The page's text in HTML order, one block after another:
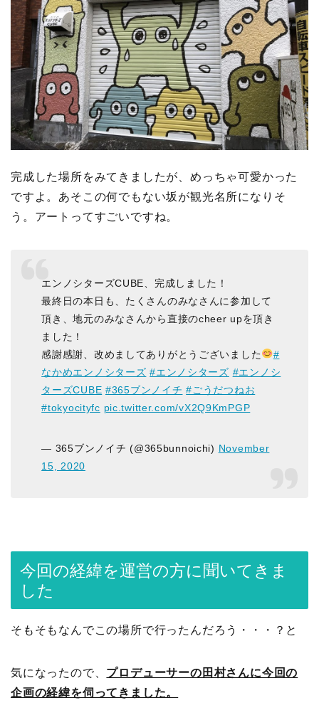
完成した場所をみてきましたが、めっちゃ可愛かった
ですよ。あそこの何でもない坂が観光名所になりそ
う。アートってすごいですね。
エンノシターズCUBE、完成しました！
最終日の本日も、たくさんのみなさんに参加して
頂き、地元のみなさんから直接のcheer upを頂き
ました！
感謝感謝、改めましてありがとうございました
#
なかめエンノシターズ #エンノシターズ #エンノシ
ターズCUBE #365ブンノイチ #ごうだつねお
#tokyocityfc pic.twitter.com/vX2Q9KmPGP
— 365ブンノイチ (@365bunnoichi) November
15, 2020
今回の経緯を運営の方に聞いてきま
した
そもそもなんでこの場所で行ったんだろう・・・？と
気になったので、 プロデューサーの田村さんに今回の
企画の経緯を伺ってきました。